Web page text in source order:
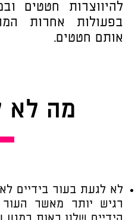
להיווצרות חטטים
בפעולות אחרות
אותם חטטים.
מה לא
לא לגעת בעור בידיים
רגיש יותר מאשר העור